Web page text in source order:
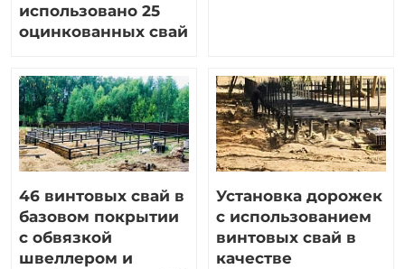
использовано 25
оцинкованных свай
46 винтовых свай в
базовом покрытии
с обвязкой
швеллером и
Установка дорожек
с использованием
винтовых свай в
качестве